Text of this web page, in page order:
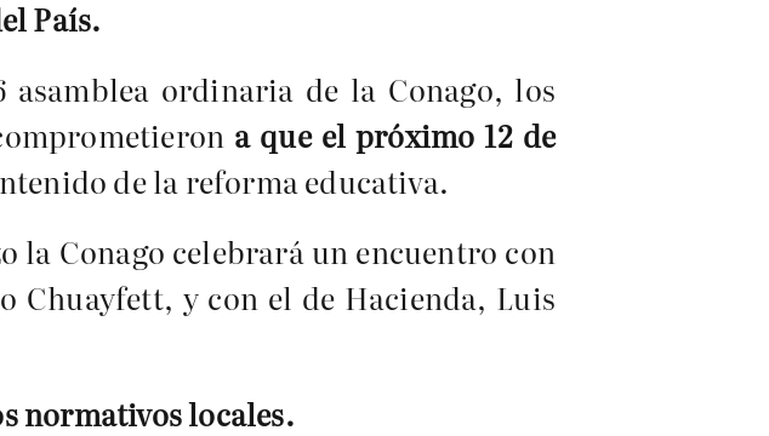
País.
asamblea ordinaria de la Conago, los
a que el próximo 12 de
de la reforma educativa.
la Conago celebrará un encuentro con
Chuayfett, y con el de Hacienda, Luis
normativos locales.